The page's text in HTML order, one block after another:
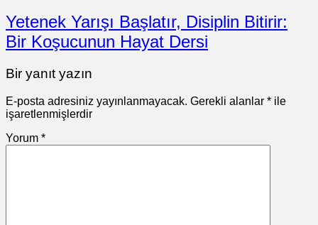
Yetenek Yarışı Başlatır, Disiplin Bitirir:
Bir Koşucunun Hayat Dersi
Bir yanıt yazın
E-posta adresiniz yayınlanmayacak. Gerekli alanlar * ile
işaretlenmişlerdir
Yorum *